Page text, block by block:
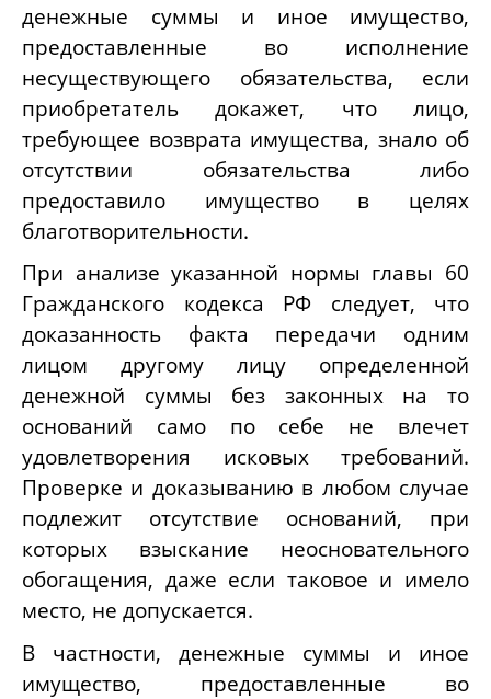
денежные суммы и иное имущество,
предоставленные во исполнение
несуществующего обязательства, если
приобретатель докажет, что лицо,
требующее возврата имущества, знало об
отсутствии обязательства либо
предоставило имущество в целях
благотворительности.
При анализе указанной нормы главы 60
Гражданского кодекса РФ следует, что
доказанность факта передачи одним
лицом другому лицу определенной
денежной суммы без законных на то
оснований само по себе не влечет
удовлетворения исковых требований.
Проверке и доказыванию в любом случае
подлежит отсутствие оснований, при
которых взыскание неосновательного
обогащения, даже если таковое и имело
место, не допускается.
В частности, денежные суммы и иное
имущество, предоставленные во